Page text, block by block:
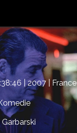
| 2007 | France